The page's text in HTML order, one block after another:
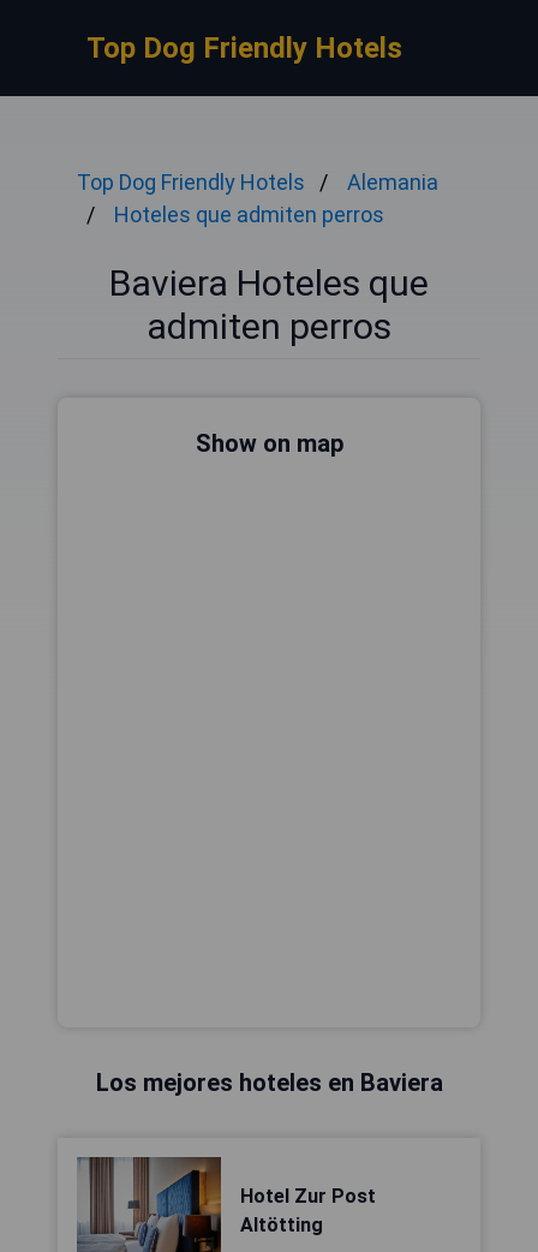
Top Dog Friendly Hotels
Top Dog Friendly Hotels
Alemania
Hoteles que admiten perros
Baviera Hoteles que
admiten perros
Show on map
Los mejores hoteles en Baviera
Hotel Zur Post
Altötting